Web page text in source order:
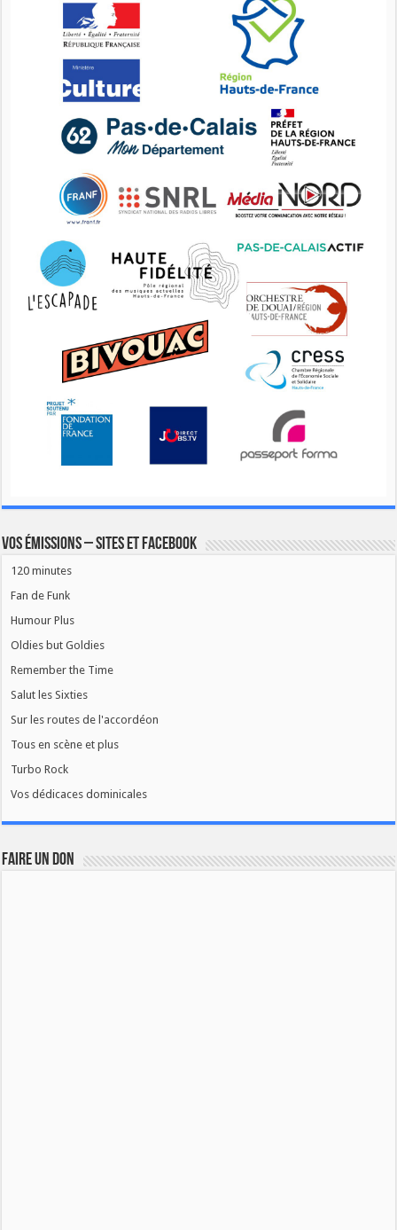
Vos émissions – Sites et Facebook
120 minutes
Fan de Funk
Humour Plus
Oldies but Goldies
Remember the Time
Salut les Sixties
Sur les routes de l'accordéon
Tous en scène et plus
Turbo Rock
Vos dédicaces dominicales
FAIRE UN DON